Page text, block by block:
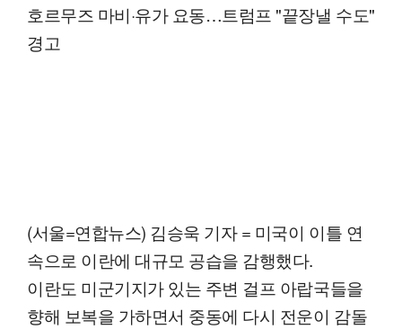
호르무즈 마비·유가 요동…트럼프 "끝장낼 수도"
경고
(서울=연합뉴스) 김승욱 기자 = 미국이 이틀 연
속으로 이란에 대규모 공습을 감행했다.
이란도 미군기지가 있는 주변 걸프 아랍국들을
향해 보복을 가하면서 중동에 다시 전운이 감돌